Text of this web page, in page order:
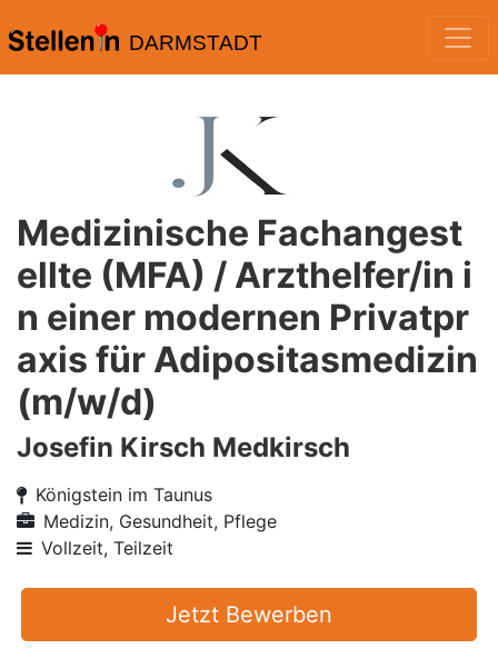
DARMSTADT
Medizinische Fachangest
ellte (MFA) / Arzthelfer/in i
n einer modernen Privatpr
axis für Adipositasmedizin
(m/w/d)
Josefin Kirsch Medkirsch
Königstein im Taunus
Medizin, Gesundheit, Pflege
Vollzeit, Teilzeit
Jetzt Bewerben